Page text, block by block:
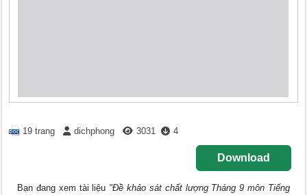
19 trang dichphong 3031 4
Download
Bạn đang xem tài liệu "Đề khảo sát chất lượng Tháng 9 môn Tiếng